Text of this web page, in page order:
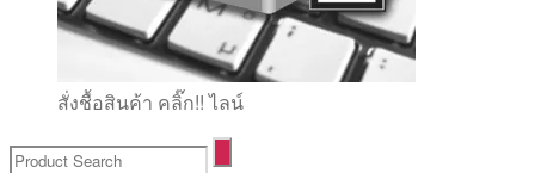
สั่งชื้อสินค้า คลิ๊ก!! ไลน์